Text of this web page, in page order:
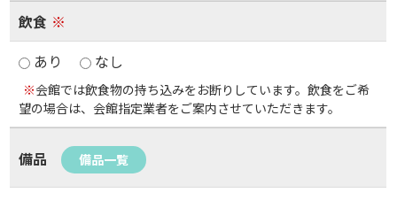
飲食 ※
あり
なし
※会館では飲食物の持ち込みをお断りしています。飲食をご希
望の場合は、会館指定業者をご案内させていただきます。
備品 備品一覧